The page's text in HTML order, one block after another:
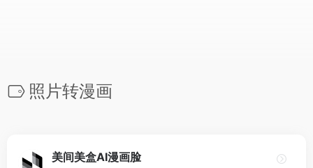
照片转漫画
美间美盒AI漫画脸